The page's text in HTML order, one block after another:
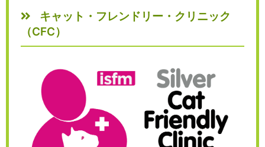
キャット・フレンドリー・クリニック
（CFC）